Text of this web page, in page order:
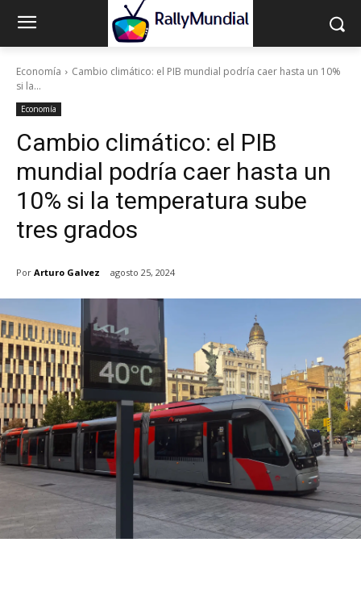
Economía
Cambio climático: el PIB mundial podría caer hasta un 10%
si la...
Economía
Cambio climático: el PIB
mundial podría caer hasta un
10% si la temperatura sube
tres grados
Por Arturo Galvez agosto 25, 2024